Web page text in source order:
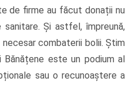
de firme au făcut donații nu
Și astfel, împreună,
combaterii bolii. Știm
este un podium al
sau o recunoaștere a